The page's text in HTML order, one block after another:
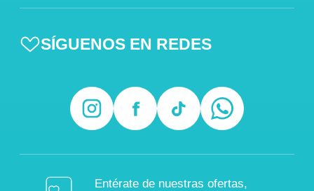
SÍGUENOS EN REDES
Entérate de nuestras ofertas,